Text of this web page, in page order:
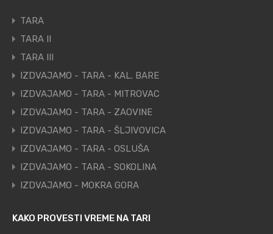
TARA
TARA II
TARA III
IZDVAJAMO - TARA - KAL. BARE
IZDVAJAMO - TARA - MITROVAC
IZDVAJAMO - TARA - ZAOVINE
IZDVAJAMO - TARA - ŠLJIVOVICA
IZDVAJAMO - TARA - OSLUŠA
IZDVAJAMO - TARA - SOKOLINA
IZDVAJAMO - MOKRA GORA
KAKO PROVESTI VREME NA TARI